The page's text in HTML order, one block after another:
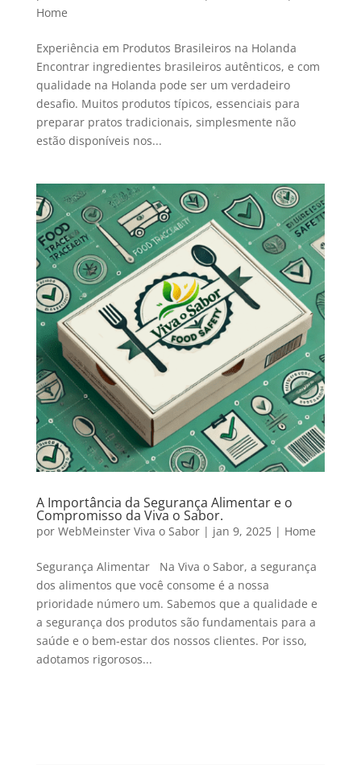
Home
Experiência em Produtos Brasileiros na Holanda
Encontrar ingredientes brasileiros autênticos, e com
qualidade na Holanda pode ser um verdadeiro
desafio. Muitos produtos típicos, essenciais para
preparar pratos tradicionais, simplesmente não
estão disponíveis nos...
A Importância da Segurança Alimentar e o
Compromisso da Viva o Sabor.
por WebMeinster Viva o Sabor| jan 9, 2025| Home
Segurança Alimentar Na Viva o Sabor, a segurança
dos alimentos que você consome é a nossa
prioridade número um. Sabemos que a qualidade e
a segurança dos produtos são fundamentais para a
saúde e o bem-estar dos nossos clientes. Por isso,
adotamos rigorosos...